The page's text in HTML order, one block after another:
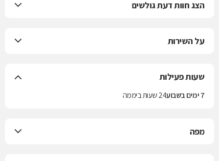
הצג חוות דעת גולשים
על השירות
שעות פעילות
7 ימים בשבוע 24 שעות ביממה
מפה